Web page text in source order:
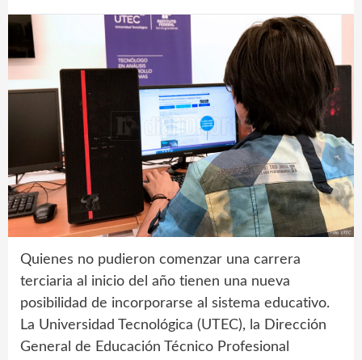
Quienes no pudieron comenzar una carrera
terciaria al inicio del año tienen una nueva
posibilidad de incorporarse al sistema educativo.
La Universidad Tecnológica (UTEC), la Dirección
General de Educación Técnico Profesional